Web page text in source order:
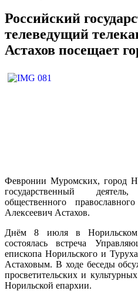
Российский
телеведущий
Астахов посещает
Февронии Муромских, город
государственный
общественного
Алексеевич Астахов.
Днём 8 июля в Норильском
состоялась встреча
епископа Норильского и
Астаховым. В ходе беседы
просветительских и
Норильской епархии.